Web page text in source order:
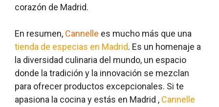
corazón de Madrid.
En resumen, Cannelle es mucho más que una
tienda de especias en Madrid. Es un homenaje a
la diversidad culinaria del mundo, un espacio
donde la tradición y la innovación se mezclan
para ofrecer productos excepcionales. Si te
apasiona la cocina y estás en Madrid , Cannelle